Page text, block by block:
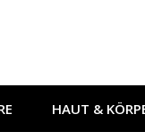
HAUT &